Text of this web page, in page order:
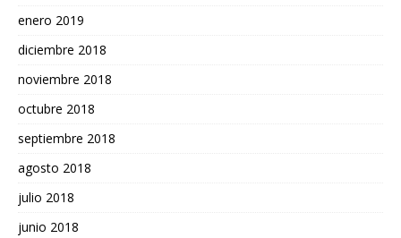
enero 2019
diciembre 2018
noviembre 2018
octubre 2018
septiembre 2018
agosto 2018
julio 2018
junio 2018